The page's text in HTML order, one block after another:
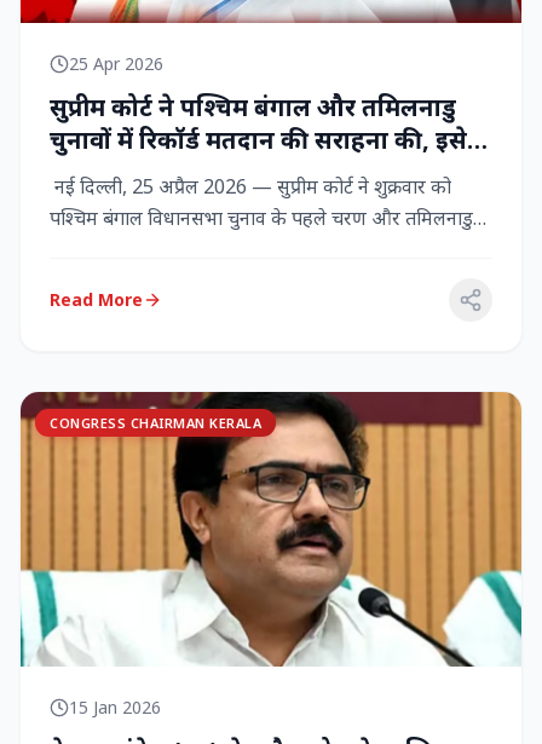
25 Apr 2026
सुप्रीम कोर्ट ने पश्चिम बंगाल और तमिलनाडु
चुनावों में रिकॉर्ड मतदान की सराहना की, इसे
नागरिक शक्ति का प्रदर्शन बताया
नई दिल्ली, 25 अप्रैल 2026 — सुप्रीम कोर्ट ने शुक्रवार को
पश्चिम बंगाल विधानसभा चुनाव के पहले चरण और तमिलनाडु
Read More
CONGRESS CHAIRMAN KERALA
15 Jan 2026